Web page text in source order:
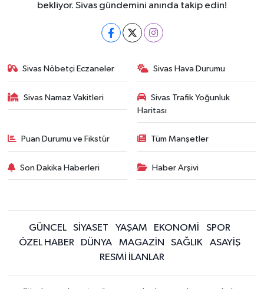
bekliyor. Sivas gündemini anında takip edin!
Sivas Nöbetçi Eczaneler Sivas Hava Durumu
Sivas Namaz Vakitleri
Sivas Trafik Yoğunluk
Haritası
Puan Durumu ve Fikstür Tüm Manşetler
Son Dakika Haberleri Haber Arşivi
GÜNCEL SİYASET YAŞAM EKONOMİ
SPOR
ÖZEL HABER
DÜNYA MAGAZİN SAĞLIK
ASAYİŞ
RESMİ İLANLAR